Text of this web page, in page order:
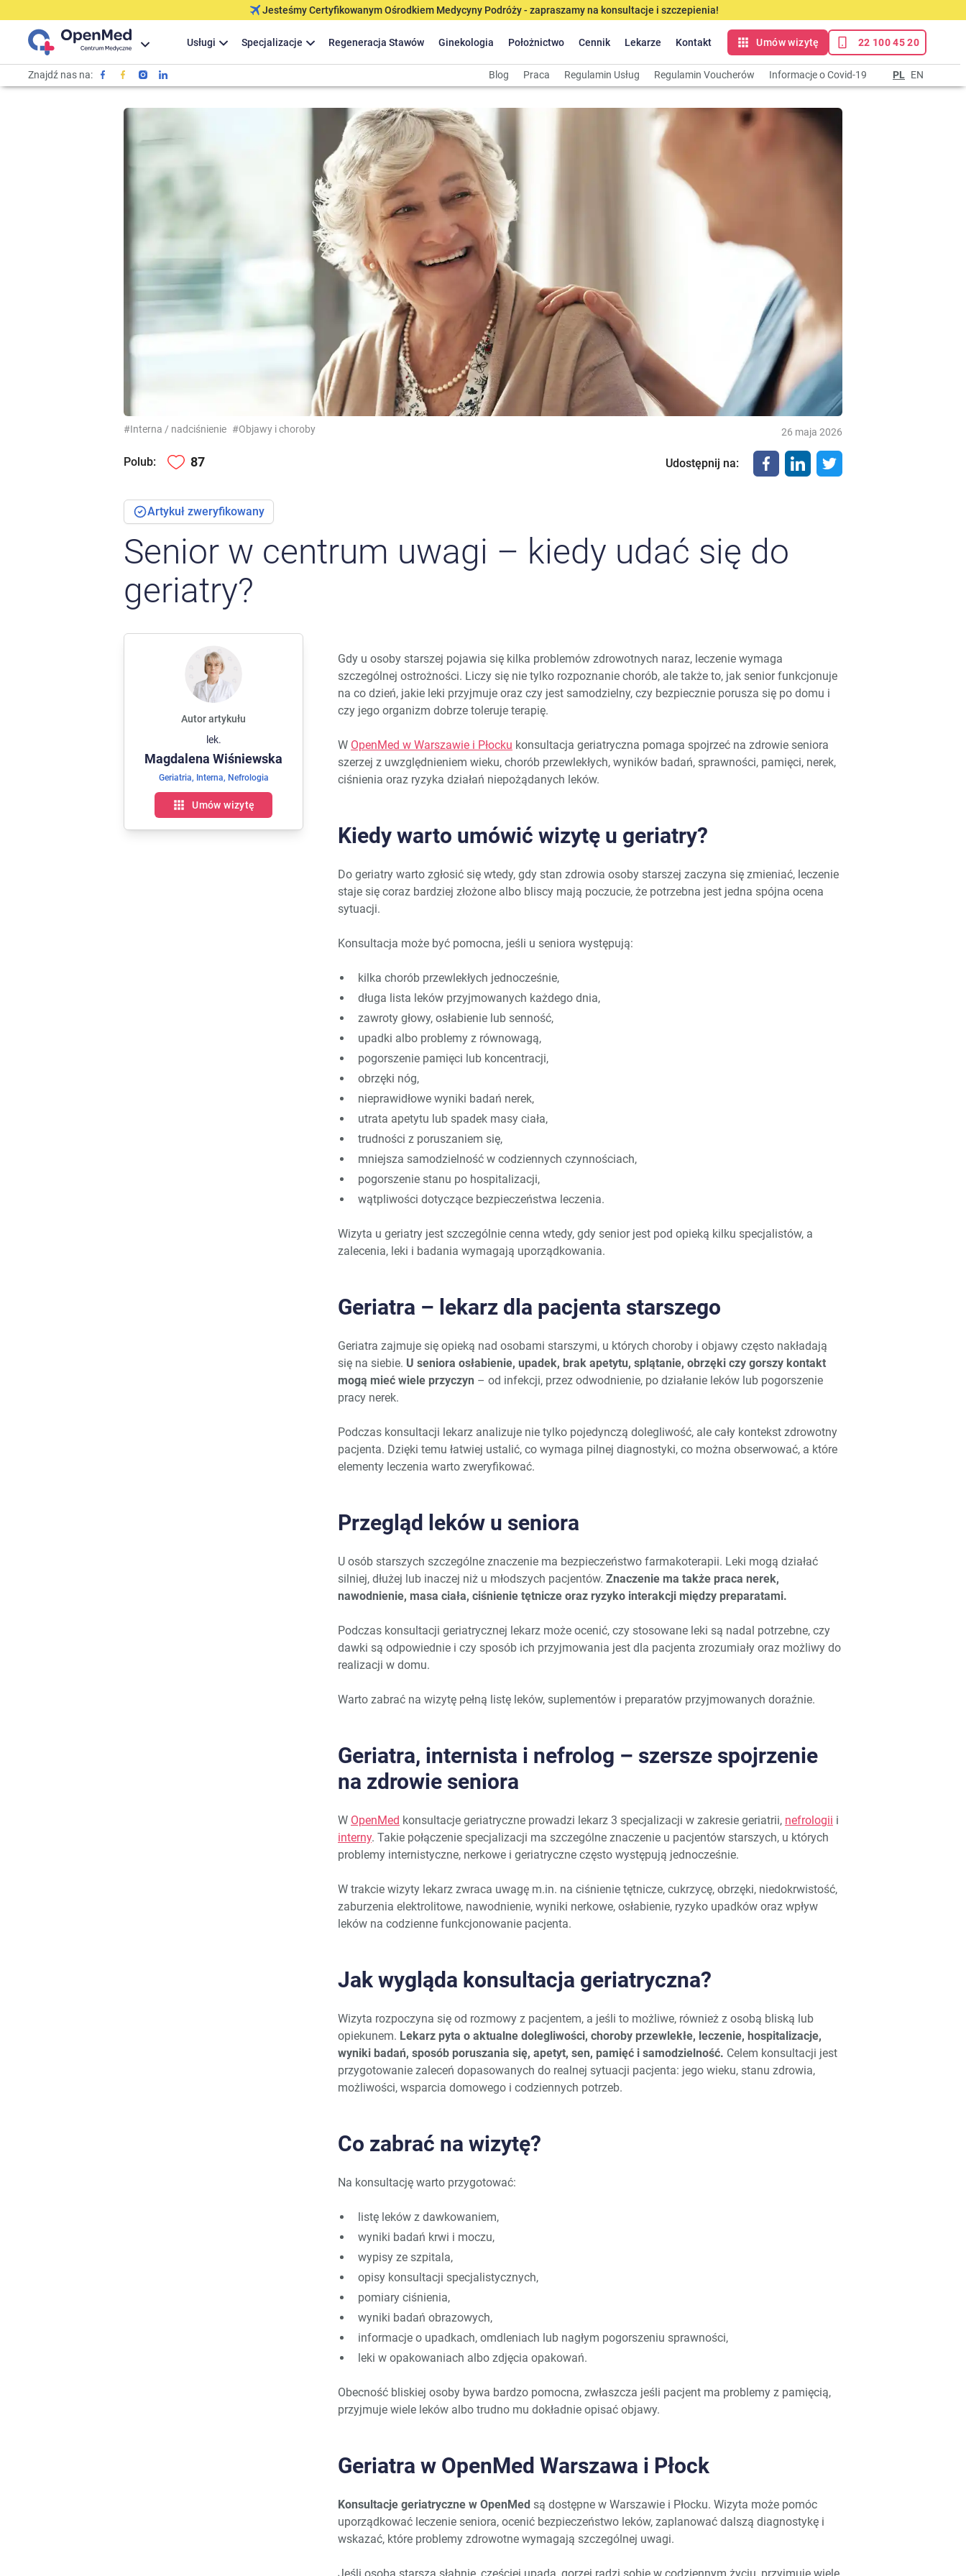
Jesteśmy Certyfikowanym Ośrodkiem Medycyny Podróży - zapraszamy na konsultacje i szczepienia!
Usługi Specjalizacje Regeneracja Stawów Ginekologia Położnictwo Cennik Lekarze Kontakt Umów wizytę 22 100 45 20
Znajdź nas na: Blog Praca Regulamin Usług Regulamin Voucherów Informacje o Covid-19 PL EN
#Interna / nadciśnienie #Objawy i choroby 26 maja 2026
Polub: 87 Udostępnij na:
Artykuł zweryfikowany
Senior w centrum uwagi – kiedy udać się do
geriatry?
Autor artykułu
lek.
Magdalena Wiśniewska
Geriatria, Interna, Nefrologia
Umów wizytę
Gdy u osoby starszej pojawia się kilka problemów zdrowotnych naraz, leczenie wymaga
szczególnej ostrożności. Liczy się nie tylko rozpoznanie chorób, ale także to, jak senior funkcjonuje
na co dzień, jakie leki przyjmuje oraz czy jest samodzielny, czy bezpiecznie porusza się po domu i
czy jego organizm dobrze toleruje terapię.
W OpenMed w Warszawie i Płocku konsultacja geriatryczna pomaga spojrzeć na zdrowie seniora
szerzej z uwzględnieniem wieku, chorób przewlekłych, wyników badań, sprawności, pamięci, nerek,
ciśnienia oraz ryzyka działań niepożądanych leków.
Kiedy warto umówić wizytę u geriatry?
Do geriatry warto zgłosić się wtedy, gdy stan zdrowia osoby starszej zaczyna się zmieniać, leczenie
staje się coraz bardziej złożone albo bliscy mają poczucie, że potrzebna jest jedna spójna ocena
sytuacji.
Konsultacja może być pomocna, jeśli u seniora występują:
kilka chorób przewlekłych jednocześnie,
długa lista leków przyjmowanych każdego dnia,
zawroty głowy, osłabienie lub senność,
upadki albo problemy z równowagą,
pogorszenie pamięci lub koncentracji,
obrzęki nóg,
nieprawidłowe wyniki badań nerek,
utrata apetytu lub spadek masy ciała,
trudności z poruszaniem się,
mniejsza samodzielność w codziennych czynnościach,
pogorszenie stanu po hospitalizacji,
wątpliwości dotyczące bezpieczeństwa leczenia.
Wizyta u geriatry jest szczególnie cenna wtedy, gdy senior jest pod opieką kilku specjalistów, a
zalecenia, leki i badania wymagają uporządkowania.
Geriatra – lekarz dla pacjenta starszego
Geriatra zajmuje się opieką nad osobami starszymi, u których choroby i objawy często nakładają
się na siebie. U seniora osłabienie, upadek, brak apetytu, splątanie, obrzęki czy gorszy kontakt
mogą mieć wiele przyczyn – od infekcji, przez odwodnienie, po działanie leków lub pogorszenie
pracy nerek.
Podczas konsultacji lekarz analizuje nie tylko pojedynczą dolegliwość, ale cały kontekst zdrowotny
pacjenta. Dzięki temu łatwiej ustalić, co wymaga pilnej diagnostyki, co można obserwować, a które
elementy leczenia warto zweryfikować.
Przegląd leków u seniora
U osób starszych szczególne znaczenie ma bezpieczeństwo farmakoterapii. Leki mogą działać
silniej, dłużej lub inaczej niż u młodszych pacjentów. Znaczenie ma także praca nerek,
nawodnienie, masa ciała, ciśnienie tętnicze oraz ryzyko interakcji między preparatami.
Podczas konsultacji geriatrycznej lekarz może ocenić, czy stosowane leki są nadal potrzebne, czy
dawki są odpowiednie i czy sposób ich przyjmowania jest dla pacjenta zrozumiały oraz możliwy do
realizacji w domu.
Warto zabrać na wizytę pełną listę leków, suplementów i preparatów przyjmowanych doraźnie.
Geriatra, internista i nefrolog – szersze spojrzenie
na zdrowie seniora
W OpenMed konsultacje geriatryczne prowadzi lekarz 3 specjalizacji w zakresie geriatrii, nefrologii i
interny. Takie połączenie specjalizacji ma szczególne znaczenie u pacjentów starszych, u których
problemy internistyczne, nerkowe i geriatryczne często występują jednocześnie.
W trakcie wizyty lekarz zwraca uwagę m.in. na ciśnienie tętnicze, cukrzycę, obrzęki, niedokrwistość,
zaburzenia elektrolitowe, nawodnienie, wyniki nerkowe, osłabienie, ryzyko upadków oraz wpływ
leków na codzienne funkcjonowanie pacjenta.
Jak wygląda konsultacja geriatryczna?
Wizyta rozpoczyna się od rozmowy z pacjentem, a jeśli to możliwe, również z osobą bliską lub
opiekunem. Lekarz pyta o aktualne dolegliwości, choroby przewlekłe, leczenie, hospitalizacje,
wyniki badań, sposób poruszania się, apetyt, sen, pamięć i samodzielność. Celem konsultacji jest
przygotowanie zaleceń dopasowanych do realnej sytuacji pacjenta: jego wieku, stanu zdrowia,
możliwości, wsparcia domowego i codziennych potrzeb.
Co zabrać na wizytę?
Na konsultację warto przygotować:
listę leków z dawkowaniem,
wyniki badań krwi i moczu,
wypisy ze szpitala,
opisy konsultacji specjalistycznych,
pomiary ciśnienia,
wyniki badań obrazowych,
informacje o upadkach, omdleniach lub nagłym pogorszeniu sprawności,
leki w opakowaniach albo zdjęcia opakowań.
Obecność bliskiej osoby bywa bardzo pomocna, zwłaszcza jeśli pacjent ma problemy z pamięcią,
przyjmuje wiele leków albo trudno mu dokładnie opisać objawy.
Geriatra w OpenMed Warszawa i Płock
Konsultacje geriatryczne w OpenMed są dostępne w Warszawie i Płocku. Wizyta może pomóc
uporządkować leczenie seniora, ocenić bezpieczeństwo leków, zaplanować dalszą diagnostykę i
wskazać, które problemy zdrowotne wymagają szczególnej uwagi.
Jeśli osoba starsza słabnie, częściej upada, gorzej radzi sobie w codziennym życiu, przyjmuje wiele